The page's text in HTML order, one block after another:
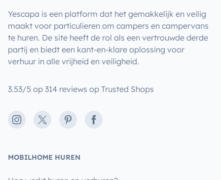
Yescapa is een platform dat het gemakkelijk en veilig
maakt voor particulieren om campers en campervans
te huren. De site heeft de rol als een vertrouwde derde
partij en biedt een kant-en-klare oplossing voor
verhuur in alle vrijheid en veiligheid.
3.53/5 op 314 reviews op Trusted Shops
Instagram
X PinterestFacebook
MOBILHOME HUREN